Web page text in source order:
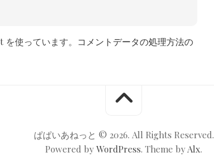
使っています。 コメントデータの処理方法の
ぱぱいあねっと © 2026. All Rights Reserved.
Powered by WordPress. Theme by Alx.